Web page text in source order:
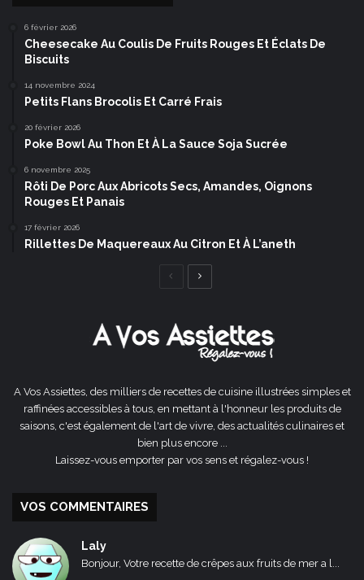
6 février 2026
Cheesecake Au Coulis De Fruits Rouges Et Éclats De
Biscuits
14 novembre 2024
Petits Flans Brocolis Et Carré Frais
20 février 2026
Poke Bowl Au Thon Et À La Sauce Soja Sucrée
6 novembre 2025
Rôti De Porc Aux Abricots Secs, Amandes, Oignons
Rouges Et Panais
17 février 2026
Rillettes De Maquereaux Au Citron Et À L’aneth
Page
A Vos Assiettes, des milliers de recettes de cuisine illustrées simples et
raffinées accessibles à tous, en mettant à l'honneur les produits de
saisons, c'est également de l'art de vivre, des actualités culinaires et
bien plus encore ...
Laissez-vous emporter par vos sens et régalez-vous !
VOS COMMENTAIRES
Laly
Bonjour, Votre recette de crêpes aux fruits de mer a l...